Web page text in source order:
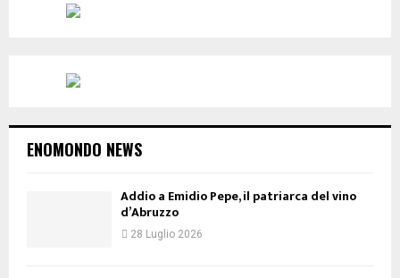
ENOMONDO NEWS
Addio a Emidio Pepe, il patriarca del vino
d’Abruzzo
28 Luglio 2026